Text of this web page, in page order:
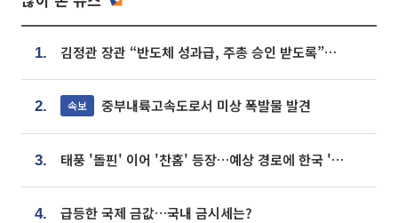
1. 김정관 장관 “반도체 성과급, 주총 승인 받도록”…상법·자본시장법 개정 시사
2. 속보 중부내륙고속도로서 미상 폭발물 발견
3. 태풍 '돌핀' 이어 '찬홈' 등장…예상 경로에 한국 '한숨'
4. 급등한 국제 금값…국내 금시세는?